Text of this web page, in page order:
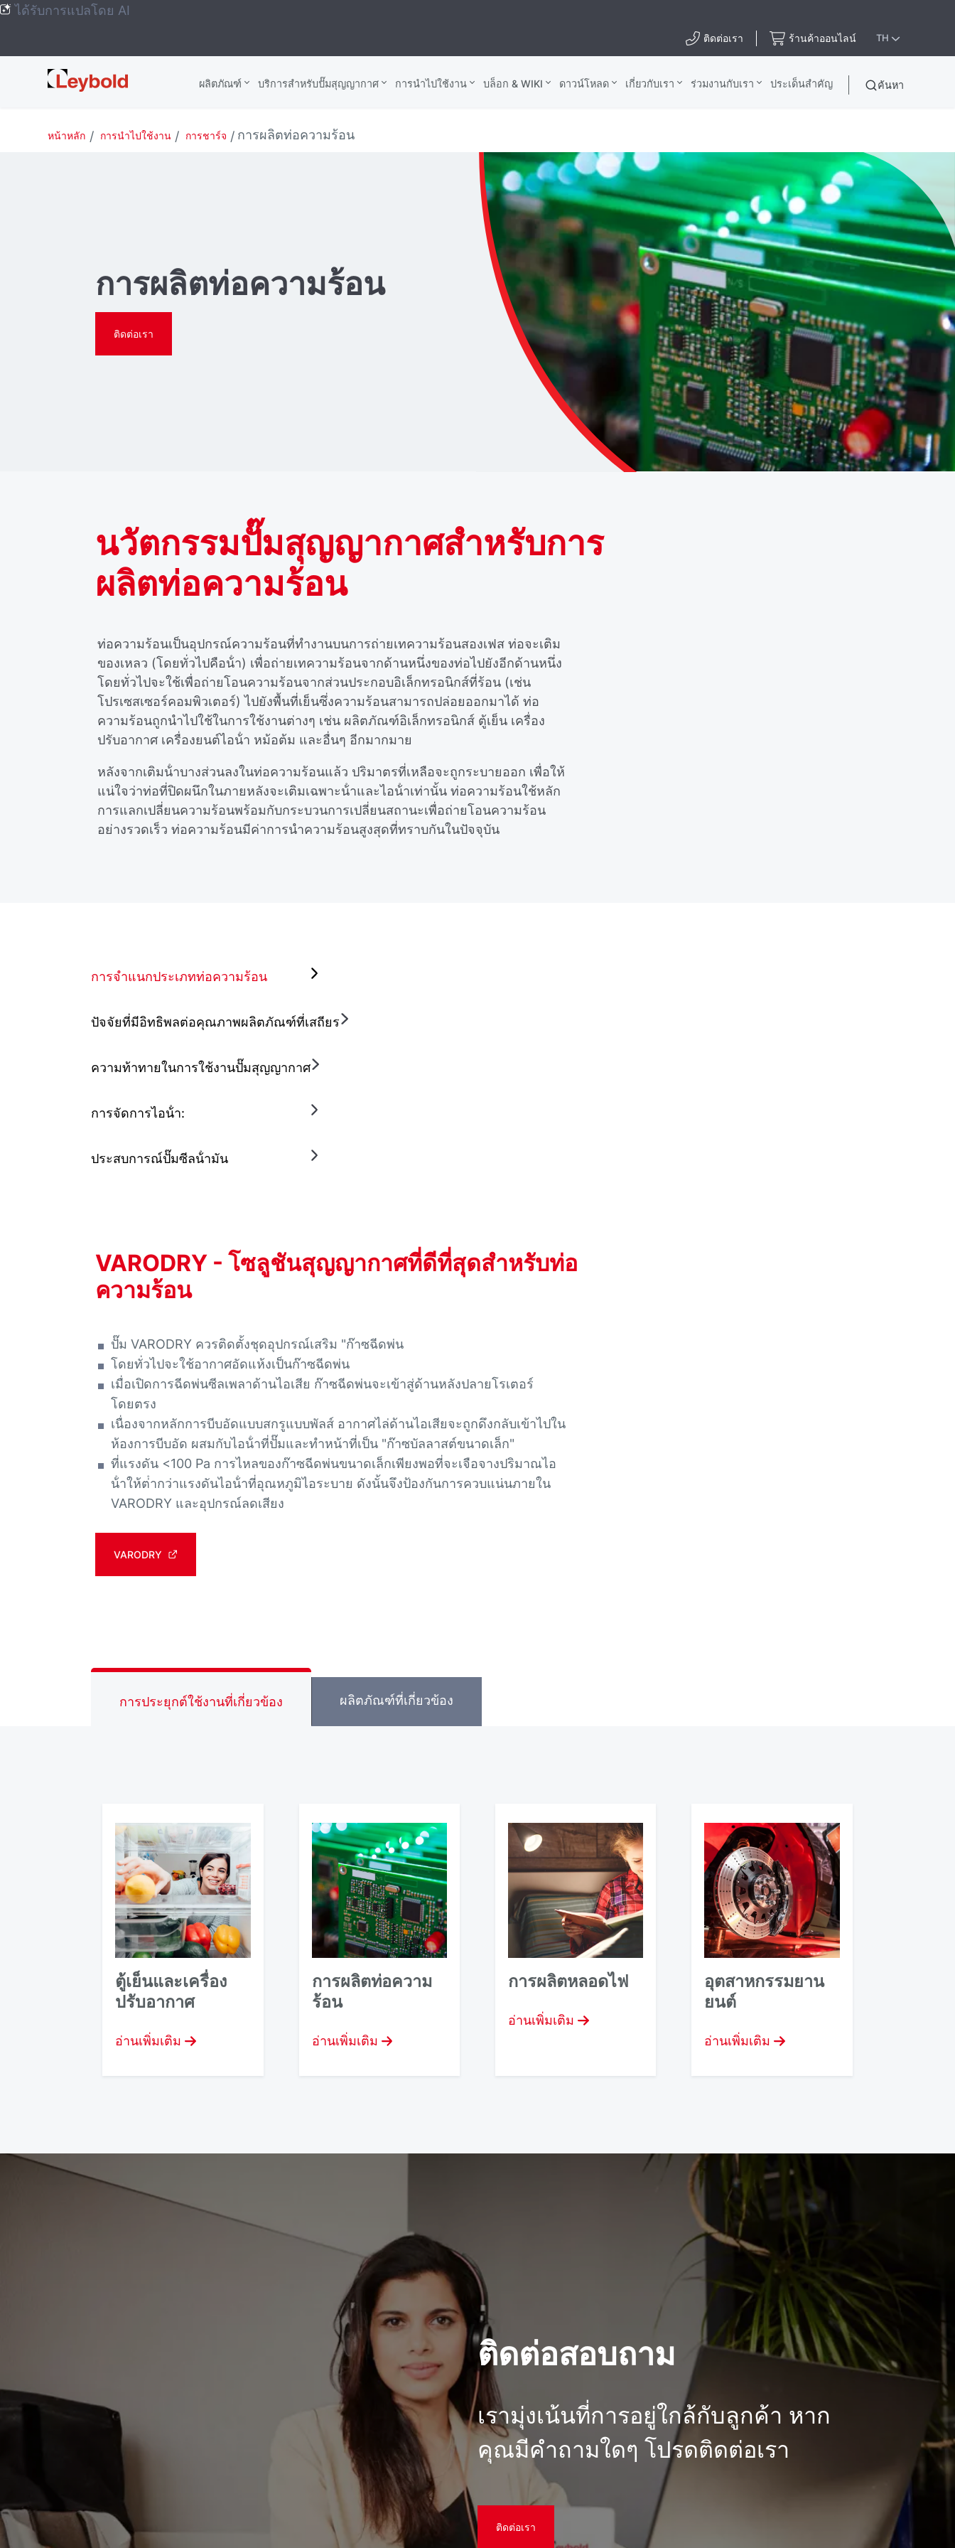
ได้รับการแปลโดย AI
ติดต่อเรา ร้านค้าออนไลน์ TH
Leybold
Global
ผลิตภัณฑ์ บริการสําหรับปั๊มสุญญากาศ การนำไปใช้งาน บล็อก & WIKI ดาวน์โหลด เกี่ยวกับเรา ร่วมงานกับเรา ประเด็นสําคัญ ค้นหา
หน้าหลัก การนำไปใช้งาน การชาร์จ การผลิตท่อความร้อน
การผลิตท่อความร้อน
ติดต่อเรา
นวัตกรรมปั๊มสุญญากาศสําหรับการ
ผลิตท่อความร้อน
ท่อความร้อนเป็นอุปกรณ์ความร้อนที่ทํางานบนการถ่ายเทความร้อนสองเฟส ท่อจะเติม
ของเหลว (โดยทั่วไปคือน้ํา) เพื่อถ่ายเทความร้อนจากด้านหนึ่งของท่อไปยังอีกด้านหนึ่ง
โดยทั่วไปจะใช้เพื่อถ่ายโอนความร้อนจากส่วนประกอบอิเล็กทรอนิกส์ที่ร้อน (เช่น
โปรเซสเซอร์คอมพิวเตอร์) ไปยังพื้นที่เย็นซึ่งความร้อนสามารถปล่อยออกมาได้ ท่อ
ความร้อนถูกนําไปใช้ในการใช้งานต่างๆ เช่น ผลิตภัณฑ์อิเล็กทรอนิกส์ ตู้เย็น เครื่อง
ปรับอากาศ เครื่องยนต์ไอน้ํา หม้อต้ม และอื่นๆ อีกมากมาย
หลังจากเติมน้ําบางส่วนลงในท่อความร้อนแล้ว ปริมาตรที่เหลือจะถูกระบายออก เพื่อให้
แน่ใจว่าท่อที่ปิดผนึกในภายหลังจะเติมเฉพาะน้ําและไอน้ําเท่านั้น ท่อความร้อนใช้หลัก
การแลกเปลี่ยนความร้อนพร้อมกับกระบวนการเปลี่ยนสถานะเพื่อถ่ายโอนความร้อน
อย่างรวดเร็ว ท่อความร้อนมีค่าการนําความร้อนสูงสุดที่ทราบกันในปัจจุบัน
การจําแนกประเภทท่อความร้อน
ปัจจัยที่มีอิทธิพลต่อคุณภาพผลิตภัณฑ์ที่เสถียร
ความท้าทายในการใช้งานปั๊มสุญญากาศ
การจัดการไอน้ํา:
ประสบการณ์ปั๊มซีลน้ํามัน
VARODRY - โซลูชันสุญญากาศที่ดีที่สุดสําหรับท่อ
ความร้อน
ปั๊ม VARODRY ควรติดตั้งชุดอุปกรณ์เสริม "ก๊าซฉีดพ่น
โดยทั่วไปจะใช้อากาศอัดแห้งเป็นก๊าซฉีดพ่น
เมื่อเปิดการฉีดพ่นซีลเพลาด้านไอเสีย ก๊าซฉีดพ่นจะเข้าสู่ด้านหลังปลายโรเตอร์
โดยตรง
เนื่องจากหลักการบีบอัดแบบสกรูแบบพัลส์ อากาศไล่ด้านไอเสียจะถูกดึงกลับเข้าไปใน
ห้องการบีบอัด ผสมกับไอน้ําที่ปั๊มและทําหน้าที่เป็น "ก๊าซบัลลาสต์ขนาดเล็ก"
ที่แรงดัน <100 Pa การไหลของก๊าซฉีดพ่นขนาดเล็กเพียงพอที่จะเจือจางปริมาณไอ
น้ําให้ต่ํากว่าแรงดันไอน้ําที่อุณหภูมิไอระบาย ดังนั้นจึงป้องกันการควบแน่นภายใน
VARODRY และอุปกรณ์ลดเสียง
VARODRY
การประยุกต์ใช้งานที่เกี่ยวข้อง ผลิตภัณฑ์ที่เกี่ยวข้อง
ตู้เย็นและเครื่อง
ปรับอากาศ
อ่านเพิ่มเติม
การผลิตท่อความ
ร้อน
อ่านเพิ่มเติม
การผลิตหลอดไฟ
อ่านเพิ่มเติม
อุตสาหกรรมยาน
ยนต์
อ่านเพิ่มเติม
ติดต่อสอบถาม
เรามุ่งเน้นที่การอยู่ใกล้กับลูกค้า หาก
คุณมีคําถามใดๆ โปรดติดต่อเรา
ติดต่อเรา